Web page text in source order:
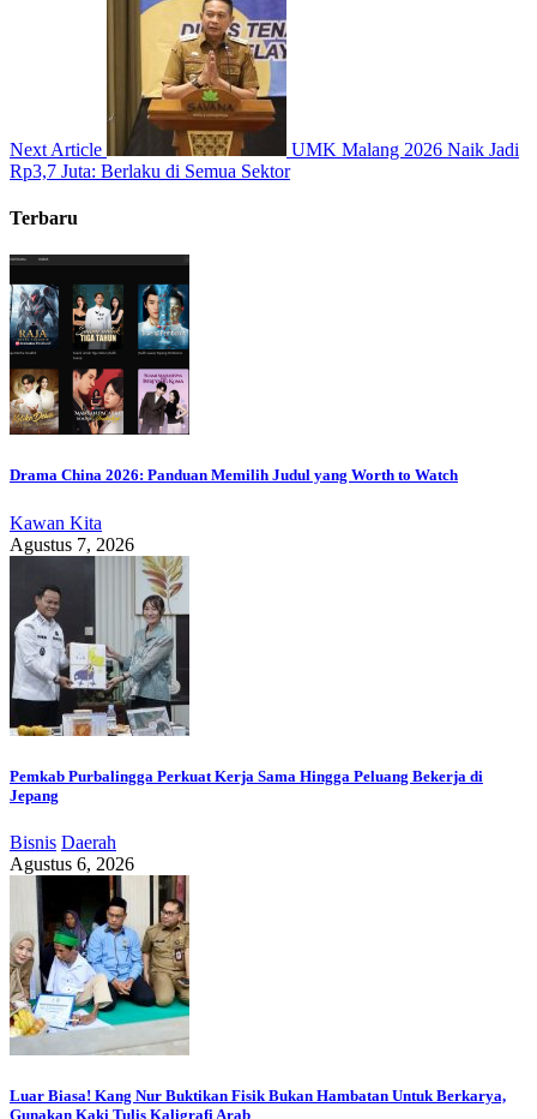
Next Article
UMK Malang 2026 Naik Jadi
Rp3,7 Juta: Berlaku di Semua Sektor
Terbaru
Drama China 2026: Panduan Memilih Judul yang Worth to Watch
Kawan Kita
Agustus 7, 2026
Pemkab Purbalingga Perkuat Kerja Sama Hingga Peluang Bekerja di
Jepang
Bisnis Daerah
Agustus 6, 2026
Luar Biasa! Kang Nur Buktikan Fisik Bukan Hambatan Untuk Berkarya,
Gunakan Kaki Tulis Kaligrafi Arab